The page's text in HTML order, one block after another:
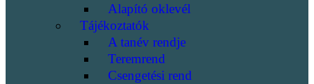
Alapító oklevél
Tájékoztatók
A tanév rendje
Teremrend
Csengetési rend